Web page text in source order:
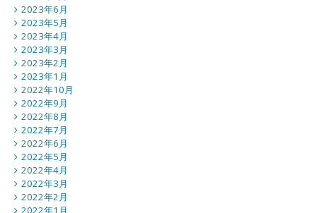
2023年6月
2023年5月
2023年4月
2023年3月
2023年2月
2023年1月
2022年10月
2022年9月
2022年8月
2022年7月
2022年6月
2022年5月
2022年4月
2022年3月
2022年2月
2022年1月